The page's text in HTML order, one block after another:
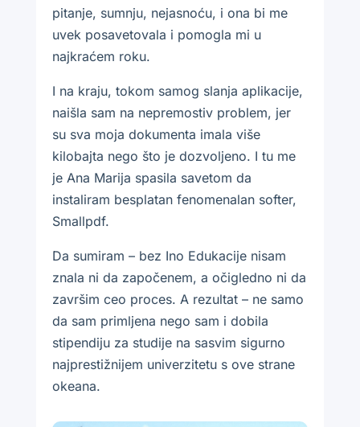
pitanje, sumnju, nejasnoću, i ona bi me
uvek posavetovala i pomogla mi u
najkraćem roku.
I na kraju, tokom samog slanja aplikacije,
naišla sam na nepremostiv problem, jer
su sva moja dokumenta imala više
kilobajta nego što je dozvoljeno. I tu me
je Ana Marija spasila savetom da
instaliram besplatan fenomenalan softer,
Smallpdf.
Da sumiram – bez Ino Edukacije nisam
znala ni da započenem, a očigledno ni da
završim ceo proces. A rezultat – ne samo
da sam primljena nego sam i dobila
stipendiju za studije na sasvim sigurno
najprestižnijem univerzitetu s ove strane
okeana.